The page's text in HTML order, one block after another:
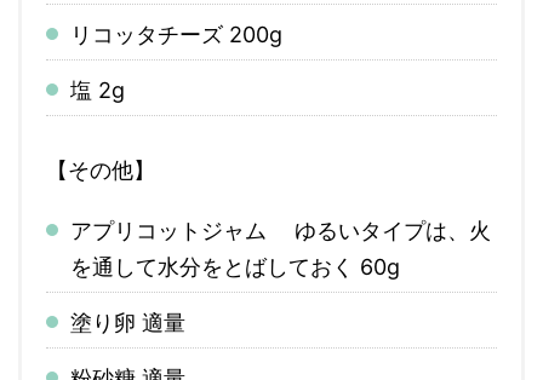
リコッタチーズ 200g
塩 2g
【その他】
アプリコットジャム ゆるいタイプは、火
を通して水分をとばしておく 60g
塗り卵 適量